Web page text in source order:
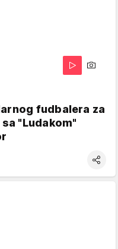
fudbalera za
"Ludakom"